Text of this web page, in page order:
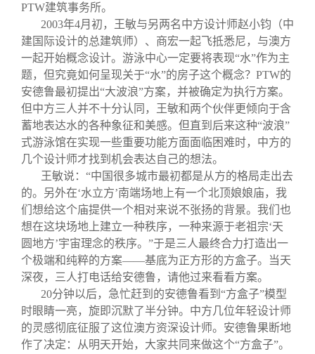
PTW建筑事务所。
2003年4月初，王敏与另两名中方设计师赵小钧（中
建国际设计的总建筑师）、商宏一起飞抵悉尼，与澳方
一起开始概念设计。游泳中心一定要将表现“水”作为主
题，但究竟如何呈现关于“水”的房子这个概念？ PTW的
安德鲁最初提出“大波浪”方案，并被确定为执行方案。
但中方三人并不十分认同，王敏和两个伙伴更倾向于含
蓄地表达水的各种象征和美感。但直到后来这种“波浪”
式游泳馆在实现一些重要功能方面面临困难时，中方的
几个设计师才找到机会表达自己的想法。
王敏说：“中国很多城市最初都是从方的格局走出去
的。另外在‘水立方’南端场地上有一个北顶娘娘庙，我
们想给这个庙提供一个相对来说不张扬的背景。我们也
想在这块场地上建立一种秩序，一种来源于老祖宗‘天
圆地方’宇宙理念的秩序。”于是三人最终合力打造出一
个极端和纯粹的方案——基底为正方形的方盒子。当天
深夜，三人打电话给安德鲁，请他过来看看方案。
20分钟以后，急忙赶到的安德鲁看到“方盒子”模型
时眼睛一亮，旋即沉默了半分钟。中方几位年轻设计师
的灵感彻底征服了这位澳方资深设计师。安德鲁果断地
作了决定：从明天开始，大家共同来做这个“方盒子”。